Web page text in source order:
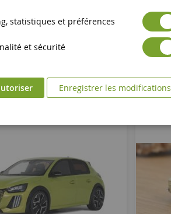
statistiques et préférences
et sécurité
Enregistrer les modifications